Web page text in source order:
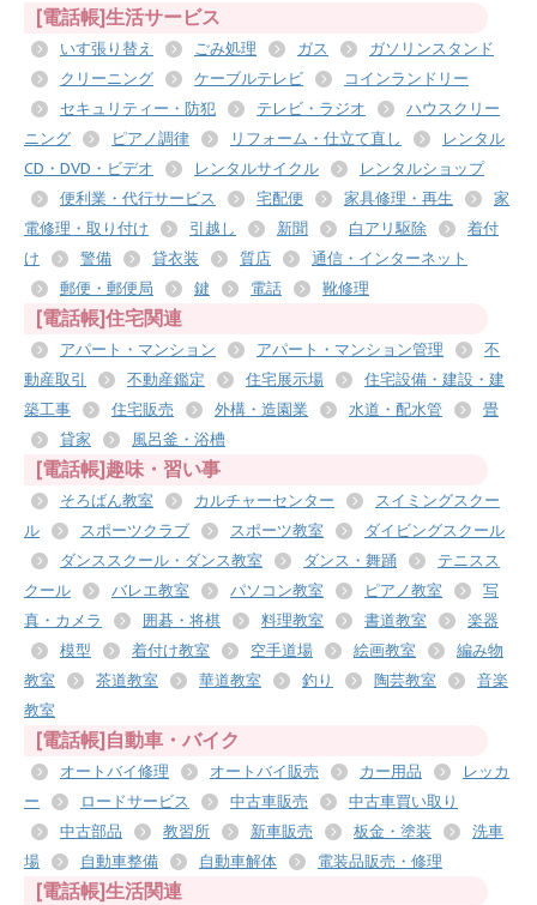
[電話帳]生活サービス
いす張り替え ごみ処理 ガス
ガソリンスタンド
クリーニング
ケーブルテレビ
コインランドリー
セキュリティー・防犯
テレビ・ラジオ
ハウスクリー
ニング
ピアノ調律 リフォーム・仕立て直し
レンタル
CD・DVD・ビデオ
レンタルサイクル
レンタルショップ
便利業・代行サービス
宅配便 家具修理・再生
家
電修理・取り付け
引越し 新聞 白アリ駆除
着付
け
警備 貸衣装 質店
通信・インターネット
郵便・郵便局
鍵 電話 靴修理
[電話帳]住宅関連
アパート・マンション アパート・マンション管理
不
動産取引
不動産鑑定 住宅展示場
住宅設備・建設・建
築工事
住宅販売 外構・造園業 水道・配水管
畳
貸家
風呂釜・浴槽
[電話帳]趣味・習い事
そろばん教室 カルチャーセンター
スイミングスクー
ル
スポーツクラブ スポーツ教室
ダイビングスクール
ダンススクール・ダンス教室
ダンス・舞踊
テニスス
クール
バレエ教室 パソコン教室 ピアノ教室
写
真・カメラ
囲碁・将棋 料理教室 書道教室
楽器
模型
着付け教室 空手道場 絵画教室
編み物
教室
茶道教室 華道教室 釣り 陶芸教室
音楽
教室
[電話帳]自動車・バイク
オートバイ修理 オートバイ販売 カー用品
レッカ
ー
ロードサービス 中古車販売
中古車買い取り
中古部品
教習所 新車販売 板金・塗装
洗車
場
自動車整備 自動車解体 電装品販売・修理
[電話帳]生活関連